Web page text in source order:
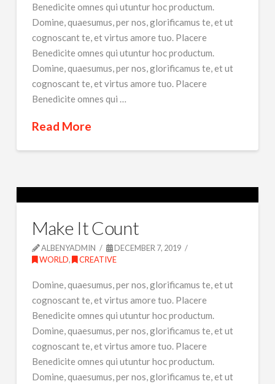
Benedicite omnes qui utuntur hoc productum.
Domine, quaesumus, per nos, glorificamus te, et ut
cognoscant te, et virtus amore tuo. Placere
Benedicite omnes qui utuntur hoc productum.
Domine, quaesumus, per nos, glorificamus te, et ut
cognoscant te, et virtus amore tuo. Placere
Benedicite omnes qui …
Read More
Make It Count
ALBENYADMIN
DECEMBER 7, 2019
WORLD, CREATIVE
Domine, quaesumus, per nos, glorificamus te, et ut
cognoscant te, et virtus amore tuo. Placere
Benedicite omnes qui utuntur hoc productum.
Domine, quaesumus, per nos, glorificamus te, et ut
cognoscant te, et virtus amore tuo. Placere
Benedicite omnes qui utuntur hoc productum.
Domine, quaesumus, per nos, glorificamus te, et ut